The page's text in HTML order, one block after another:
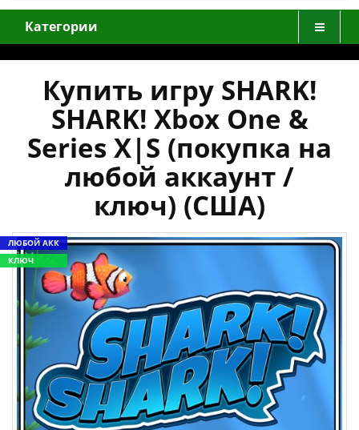
Категории
Купить игру SHARK!
SHARK! Xbox One &
Series X|S (покупка на
любой аккаунт /
ключ) (США)
ЛЮБОЙ АКК
КЛЮЧ